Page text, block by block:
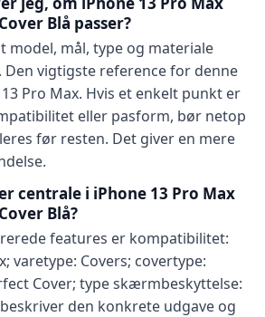
Blå passer?
model, mål, type og materiale
vigtigste reference for denne
Pro Max. Hvis et enkelt punkt er
eller pasform, bør netop
før resten. Det giver en mere
centrale i iPhone 13 Pro Max
Blå?
features er kompatibilitet:
varetype: Covers; covertype:
Cover; type skærmbeskyttelse:
beskriver den konkrete udgave og